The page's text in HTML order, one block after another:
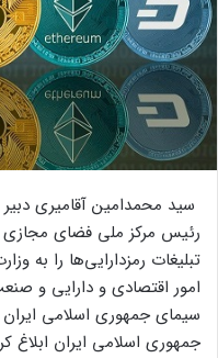
سید محمدامین آقامیری
رئیس مرکز ملی فضای
تبلیغات رمزدارایی‌ها را به
امور اقتصادی و دارایی و
سیمای جمهوری اسلامی
جمهوری اسلامی ایران ابلاغ